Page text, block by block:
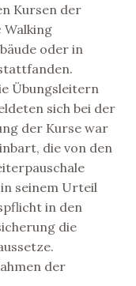
Kursen der
Walking
oder in
Übungsleitern
sich bei der
der Kurse war
die von den
seinem Urteil
in den
die
der